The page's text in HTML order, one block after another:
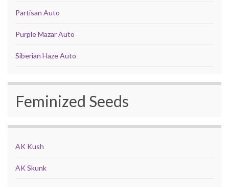
Partisan Auto
Purple Mazar Auto
Siberian Haze Auto
Feminized Seeds
AK Kush
AK Skunk